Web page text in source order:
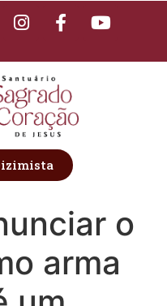
o
arma